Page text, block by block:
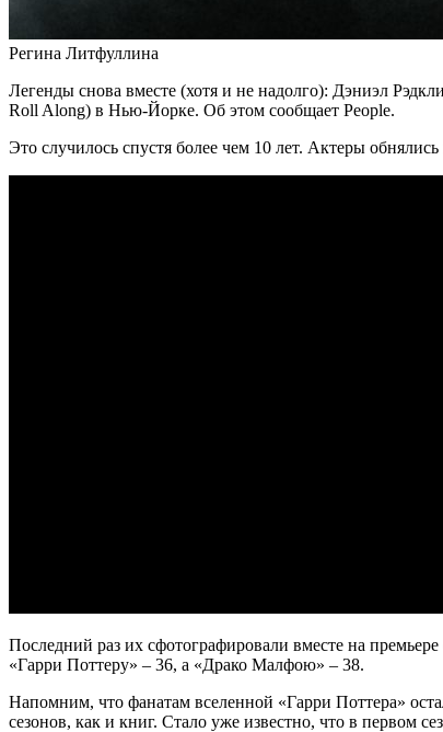
Регина Литфуллина
Легенды снова вместе (хотя и не надолго): Дэниэл
Roll Along) в Нью-Йорке. Об этом сообщает People.
Это случилось спустя более чем 10 лет. Актеры
Последний раз их сфотографировали вместе на
«Гарри Поттеру» – 36, а «Драко Малфою» – 38.
Напомним, что фанатам вселенной «Гарри Поттера»
сезонов, как и книг. Стало уже известно, что в первом